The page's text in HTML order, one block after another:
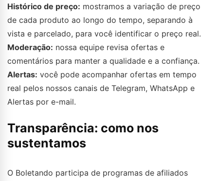
Histórico de preço: mostramos a variação de preço
de cada produto ao longo do tempo, separando à
vista e parcelado, para você identificar o preço real.
Moderação: nossa equipe revisa ofertas e
comentários para manter a qualidade e a confiança.
Alertas: você pode acompanhar ofertas em tempo
real pelos nossos canais de Telegram, WhatsApp e
Alertas por e-mail.
Transparência: como nos
sustentamos
O Boletando participa de programas de afiliados